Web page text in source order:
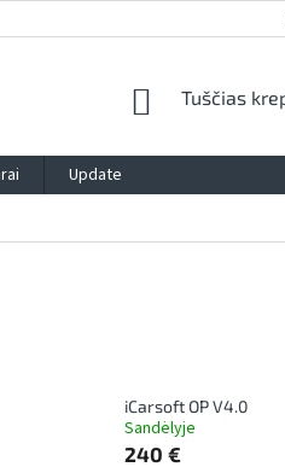
SHOPPING
Tuščias
Update
iCarsoft OP V4.0
Sandėlyje
240 €